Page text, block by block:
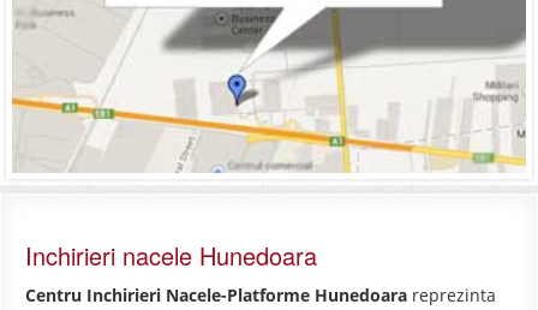
Inchirieri nacele Hunedoara
Centru Inchirieri Nacele-Platforme Hunedoara reprezinta